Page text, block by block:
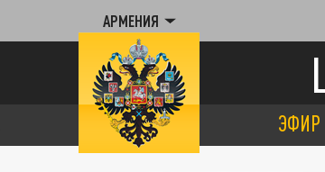
АРМЕНИЯ
ЭФИР